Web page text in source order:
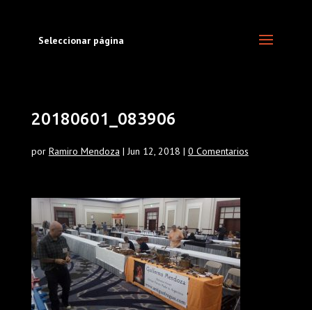
Seleccionar página
20180601_083906
por Ramiro Mendoza |Jun 12, 2018 | 0 Comentarios